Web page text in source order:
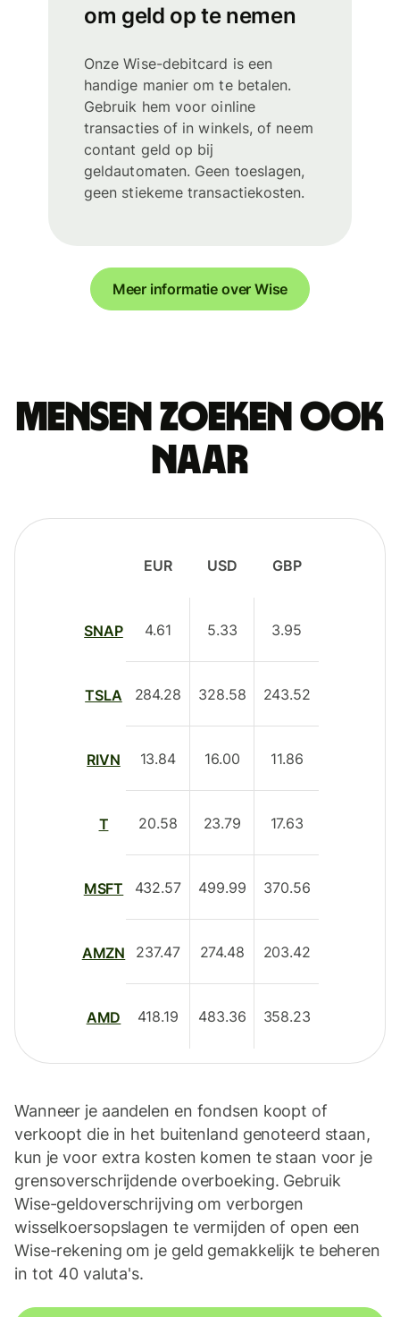
om geld op te nemen
Onze Wise-debitcard is een
handige manier om te betalen.
Gebruik hem voor oinline
transacties of in winkels, of neem
contant geld op bij
geldautomaten. Geen toeslagen,
geen stiekeme transactiekosten.
Meer informatie over Wise
Mensen zoeken ook
naar
SNAP
TSLA
RIVN
T
MSFT
AMZN
AMD
EUR
4.61
284.28
13.84
20.58
432.57
237.47
418.19
USD
5.33
328.58
16.00
23.79
499.99
274.48
483.36
GBP
3.95
243.52
11.86
17.63
370.56
203.42
358.23
Wanneer je aandelen en fondsen koopt of
verkoopt die in het buitenland genoteerd staan,
kun je voor extra kosten komen te staan voor je
grensoverschrijdende overboeking. Gebruik
Wise-geldoverschrijving om verborgen
wisselkoersopslagen te vermijden of open een
Wise-rekening om je geld gemakkelijk te beheren
in tot 40 valuta's.